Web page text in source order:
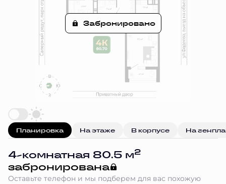
Забронировано
Планировка На этаже В корпусе На
4-комнатная 80.5 м2
забронирована
Оставьте телефон и мы подберем для вас похожую